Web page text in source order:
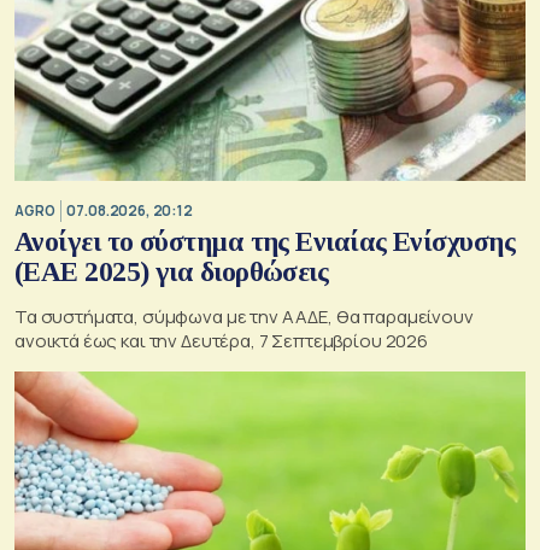
AGRO 07.08.2026, 20:12
Ανοίγει το σύστημα της Ενιαίας Ενίσχυσης
(ΕΑΕ 2025) για διορθώσεις
Τα συστήματα, σύμφωνα με την ΑΑΔΕ, θα παραμείνουν
ανοικτά έως και την Δευτέρα, 7 Σεπτεμβρίου 2026